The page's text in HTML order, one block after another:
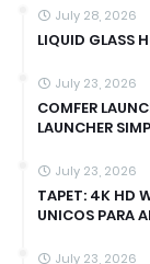
July 28, 2026
LIQUID GLASS
July 23, 2026
COMFER
LAUNCHER
July 23, 2026
TAPET: 4K HD
UNICOS PARA
July 23, 2026